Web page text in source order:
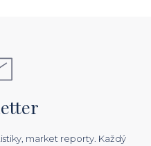
market reporty. Každý